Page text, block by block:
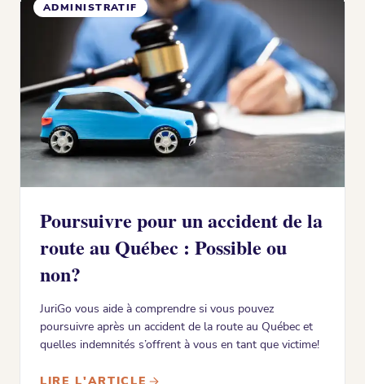
ADMINISTRATIF
Poursuivre pour un accident de la
route au Québec : Possible ou
non?
JuriGo vous aide à comprendre si vous pouvez
poursuivre après un accident de la route au Québec et
quelles indemnités s’offrent à vous en tant que victime!